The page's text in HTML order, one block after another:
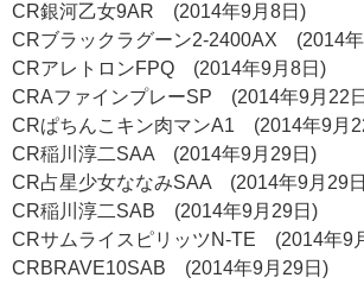
CR銀河乙女9AR (2014年9月8日)
CRブラックラグーン2-2400AX (2014
CRアレトロンFPQ (2014年9月8日)
CRAファインプレーSP (2014年9月22
CRぱちんこキン肉マンA1 (2014年9月
CR稲川淳二SAA (2014年9月29日)
CR占星少女ななみSAA (2014年9月29
CR稲川淳二SAB (2014年9月29日)
CRサムライスピリッツN-TE (2014年9
CRBRAVE10SAB (2014年9月29日)